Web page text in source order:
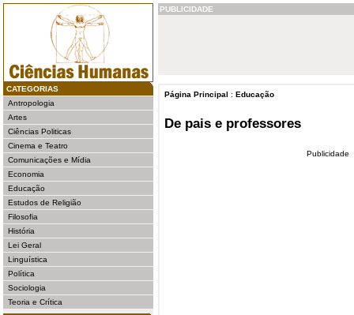
CATEGORIAS
Antropologia
Artes
Ciências Politicas
Cinema e Teatro
Comunicações e Mídia
Economia
Educação
Estudos de Religião
Filosofia
História
Lei Geral
Linguística
Política
Sociologia
Teoria e Crítica
PUBLICIDADE
Página Principal : Educação
De pais e professores
Publicidade